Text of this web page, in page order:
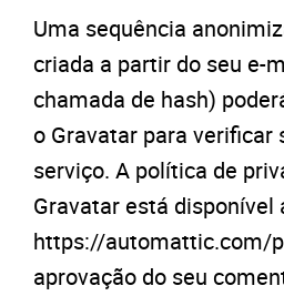
Uma sequência
criada a partir do seu e-
chamada de hash)
o Gravatar para verificar
serviço. A política de
Gravatar está disponível
https://automattic.com/
aprovação do seu